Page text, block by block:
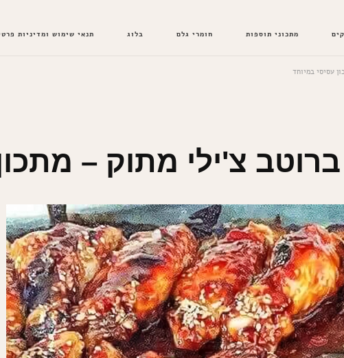
מתכוני תוספות חומרי גלם בלוג תנאי שימוש ומדיניות
עסיסי במיוחד
צ'ילי מתוק –